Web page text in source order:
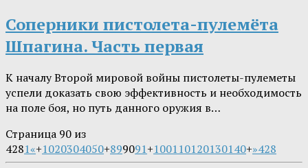
Соперники пистолета-пулемёта
Шпагина. Часть первая
К началу Второй мировой войны пистолеты-пулеметы
успели доказать свою эффективность и необходимость
на поле боя, но путь данного оружия в…
Страница 90 из
4281«+1020304050+899091+100110120130140+»428